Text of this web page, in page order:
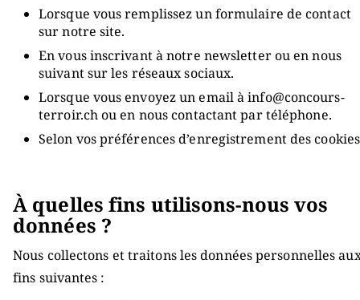
Lorsque vous remplissez un formulaire de contact
sur notre site.
En vous inscrivant à notre newsletter ou en nous
suivant sur les réseaux sociaux.
Lorsque vous envoyez un email à info@concours-
terroir.ch ou en nous contactant par téléphone.
Selon vos préférences d’enregistrement des
À quelles fins utilisons-nous vos
données ?
Nous collectons et traitons les données personnelles
fins suivantes :